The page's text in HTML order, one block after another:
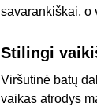
savarankiškai, o
Stilingi
Viršutinė batų
vaikas atrodys